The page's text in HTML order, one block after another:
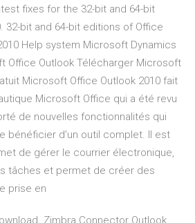
fixes for the 32-bit and 64-bit
32-bit and 64-bit editions of Office
Help system Microsoft Dynamics
Office Outlook Télécharger Microsoft
Microsoft Office Outlook 2010 fait
Microsoft Office qui a été revu
de nouvelles fonctionnalités qui
bénéficier d’un outil complet. Il est
de gérer le courrier électronique,
tâches et permet de créer des
prise en